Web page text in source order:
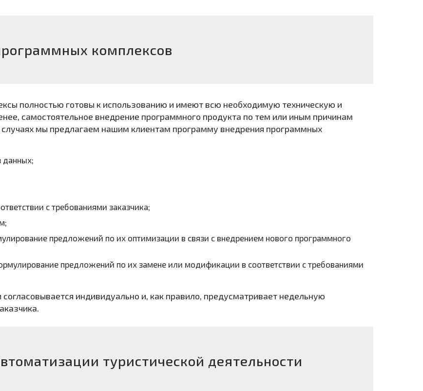
комплексов
полностью готовы к использованию и имеют всю необходимую техническую и
самостоятельное внедрение программного продукта по тем или иным причинам
мы предлагаем нашим клиентам программу внедрения программных
данных;
с требованиями заказчика;
предложений по их оптимизации в связи с внедрением нового программного
предложений по их замене или модификации в соответствии с требованиями
индивидуально и, как правило, предусматривает недельную
туристической деятельности